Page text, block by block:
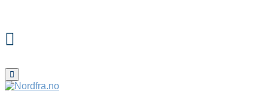
Primary
Menu